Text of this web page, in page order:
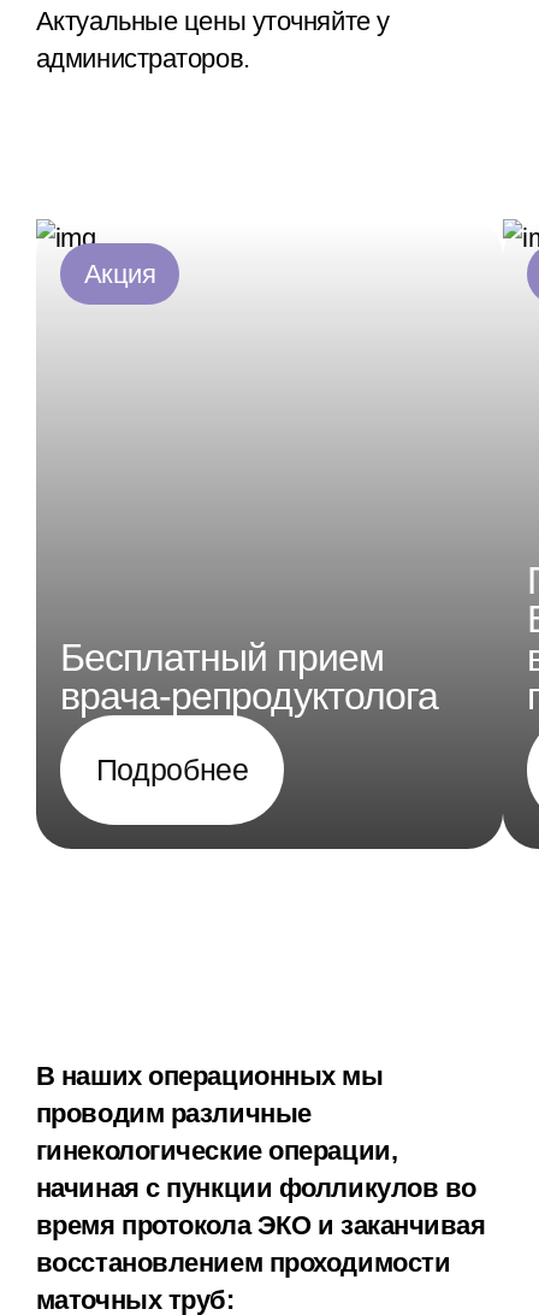
Актуальные цены уточняйте у
администраторов.
Акция
Бесплатный прием
врача-репродуктолога
Подробнее
В наших операционных мы
проводим различные
гинекологические операции,
начиная с пункции фолликулов во
время протокола ЭКО и заканчивая
восстановлением проходимости
маточных труб: